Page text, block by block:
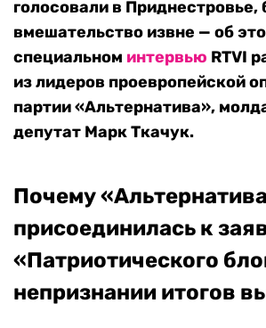
голосовали в Приднестровье,
вмешательство извне — об
специальном интервью RTVI
из лидеров проевропейской
партии «Альтернатива»,
депутат Марк Ткачук.
Почему
присоединилась к
«Патриотического
непризнании итогов